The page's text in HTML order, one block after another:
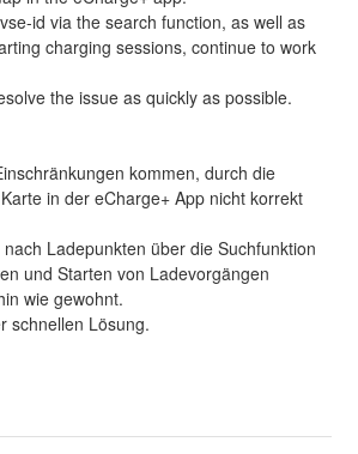
id via the search function, as well as
charging sessions, continue to work
the issue as quickly as possible.
kommen, durch die
in der eCharge+ App nicht korrekt
Ladepunkten über die Suchfunktion
und Starten von Ladevorgängen
wie gewohnt.
schnellen Lösung.